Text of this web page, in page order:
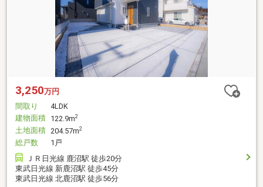
3,250万円
間取り
4LDK
建物面積 122.9m2
土地面積 204.57m2
総戸数
1戸
ＪＲ日光線 鹿沼駅 徒歩20分
東武日光線 新鹿沼駅 徒歩45分
東武日光線 北鹿沼駅 徒歩56分